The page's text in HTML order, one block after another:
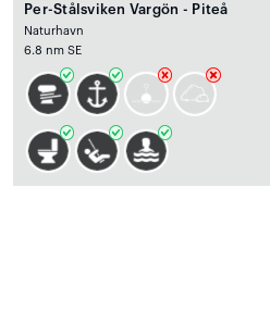
Per-Stålsviken Vargön - Piteå
Naturhavn
6.8 nm SE